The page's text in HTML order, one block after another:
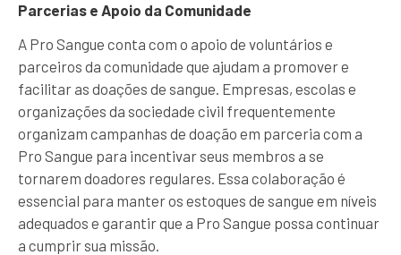
Parcerias e Apoio da Comunidade
A Pro Sangue conta com o apoio de voluntários e
parceiros da comunidade que ajudam a promover e
facilitar as doações de sangue. Empresas, escolas e
organizações da sociedade civil frequentemente
organizam campanhas de doação em parceria com a
Pro Sangue para incentivar seus membros a se
tornarem doadores regulares. Essa colaboração é
essencial para manter os estoques de sangue em níveis
adequados e garantir que a Pro Sangue possa continuar
a cumprir sua missão.